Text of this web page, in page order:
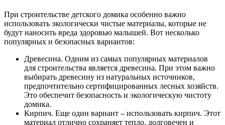
При строительстве детского домика особенно важно
использовать экологически чистые материалы, которые не
будут наносить вреда здоровью малышей. Вот несколько
популярных и безопасных вариантов:
Древесина. Одним из самых популярных материалов
для строительства является древесина. При этом важно
выбирать древесину из натуральных источников,
предпочтительно сертифицированных лесных хозяйств.
Это обеспечит безопасность и экологическую чистоту
домика.
Кирпич. Еще один вариант – использовать кирпич. Этот
материал отлично сохраняет тепло, долговечен и